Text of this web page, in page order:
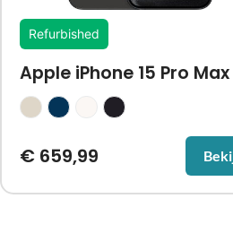
Refurbished
Apple iPhone 15 Pro Max
€659,99